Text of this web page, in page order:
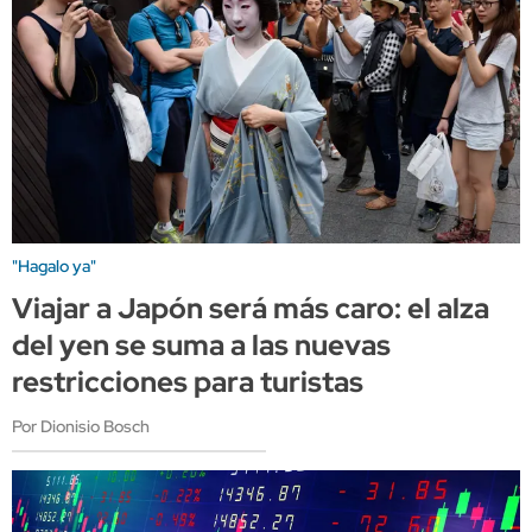
"Hagalo ya"
Viajar a Japón será más caro: el alza
del yen se suma a las nuevas
restricciones para turistas
Por Dionisio Bosch